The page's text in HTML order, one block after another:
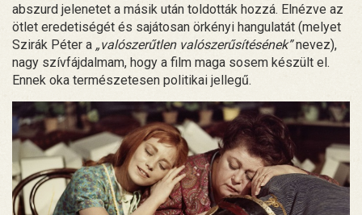
abszurd jelenetet a másik után toldották hozzá. Elnézve az
ötlet eredetiségét és sajátosan örkényi hangulatát (melyet
Szirák Péter a „valószerűtlen valószerűsítésének”nevez),
nagy szívfájdalmam, hogy a film maga sosem készült el.
Ennek oka természetesen politikai jellegű.